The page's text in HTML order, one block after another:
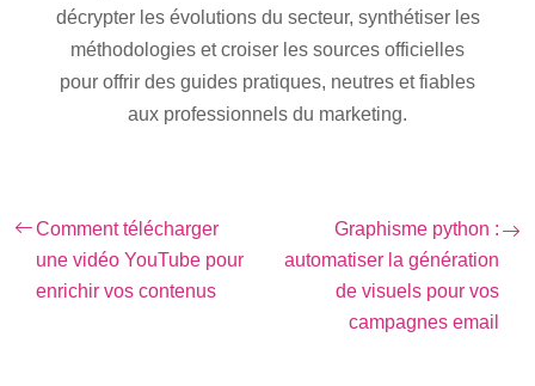
décrypter les évolutions du secteur, synthétiser les
méthodologies et croiser les sources officielles
pour offrir des guides pratiques, neutres et fiables
aux professionnels du marketing.
Comment télécharger
une vidéo YouTube pour
enrichir vos contenus
Graphisme python :
automatiser la génération
de visuels pour vos
campagnes email